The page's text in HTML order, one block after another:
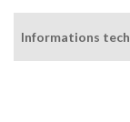
Informations